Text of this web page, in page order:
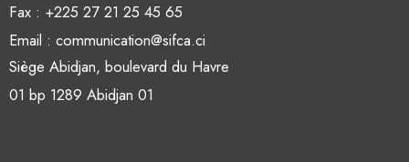
Fax : +225 27 21 25 45 65
Email : communication@sifca.ci
Siège Abidjan, boulevard du Havre
01 bp 1289 Abidjan 01